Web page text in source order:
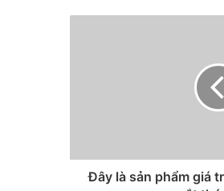
Đây là sản phẩm giá